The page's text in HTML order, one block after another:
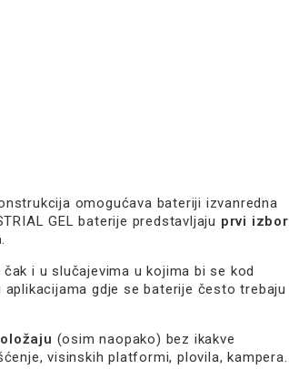
omogućava bateriji izvanredna
GEL baterije predstavljaju prvi izbor
.
i u slučajevima u kojima bi se kod
gdje se baterije često trebaju
(osim naopako) bez ikakve
visinskih platformi, plovila, kampera.